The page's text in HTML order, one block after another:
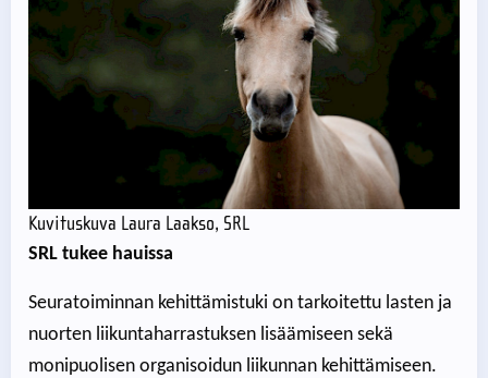
Kuvituskuva Laura Laakso, SRL
SRL tukee hauissa
Seuratoiminnan kehittämistuki on tarkoitettu lasten ja
nuorten liikuntaharrastuksen lisäämiseen sekä
monipuolisen organisoidun liikunnan kehittämiseen.